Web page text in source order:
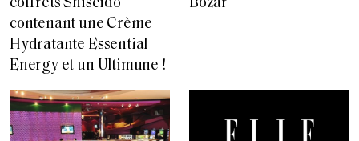
coffrets Shiseido
contenant une Crème
Hydratante Essential
Energy et un Ultimune !
Bozar